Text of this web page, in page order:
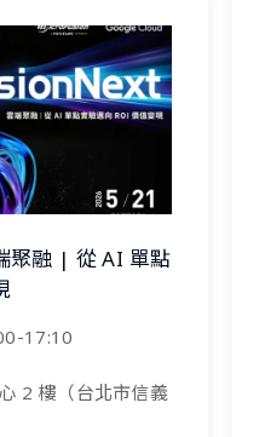
聚融 | 從 AI 單點
17:10
2 樓（台北市信義